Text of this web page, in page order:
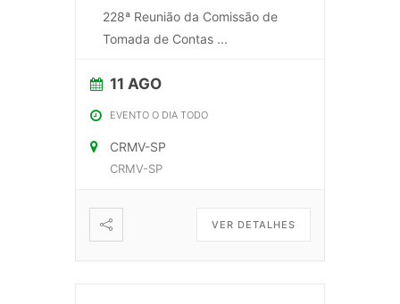
228ª Reunião da Comissão de
Tomada de Contas ...
11 AGO
EVENTO O DIA TODO
CRMV-SP
CRMV-SP
VER DETALHES